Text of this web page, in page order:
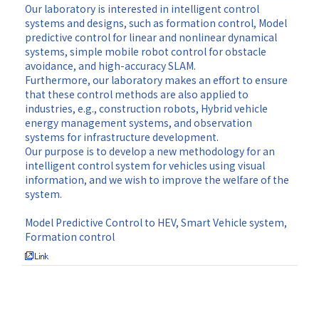
Our laboratory is interested in intelligent control
systems and designs, such as formation control, Model
predictive control for linear and nonlinear dynamical
systems, simple mobile robot control for obstacle
avoidance, and high-accuracy SLAM.
Furthermore, our laboratory makes an effort to ensure
that these control methods are also applied to
industries, e.g., construction robots, Hybrid vehicle
energy management systems, and observation
systems for infrastructure development.
Our purpose is to develop a new methodology for an
intelligent control system for vehicles using visual
information, and we wish to improve the welfare of the
system.
Model Predictive Control to HEV, Smart Vehicle system,
Formation control